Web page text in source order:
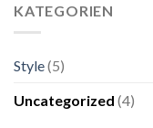
KATEGORIEN
Style(5)
Uncategorized (4)